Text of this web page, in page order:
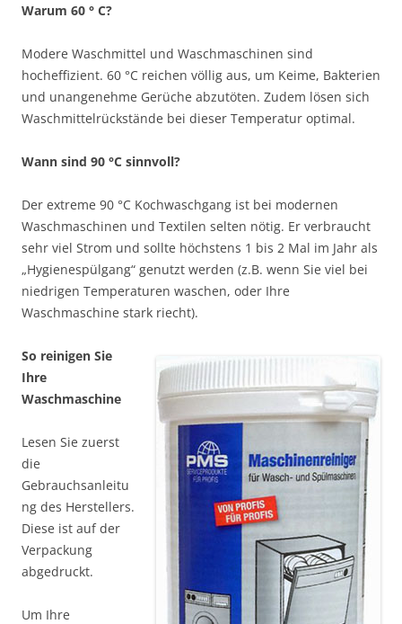
Warum 60 ° C?
Modere Waschmittel und Waschmaschinen sind
hocheffizient. 60 °C reichen völlig aus, um Keime, Bakterien
und unangenehme Gerüche abzutöten. Zudem lösen sich
Waschmittelrückstände bei dieser Temperatur optimal.
Wann sind 90 °C sinnvoll?
Der extreme 90 °C Kochwaschgang ist bei modernen
Waschmaschinen und Textilen selten nötig. Er verbraucht
sehr viel Strom und sollte höchstens 1 bis 2 Mal im Jahr als
„Hygienespülgang“ genutzt werden (z.B. wenn Sie viel bei
niedrigen Temperaturen waschen, oder Ihre
Waschmaschine stark riecht).
So reinigen Sie
Ihre
Waschmaschine
Lesen Sie zuerst
die
Gebrauchsanleitu
ng des Herstellers.
Diese ist auf der
Verpackung
abgedruckt.
Um Ihre